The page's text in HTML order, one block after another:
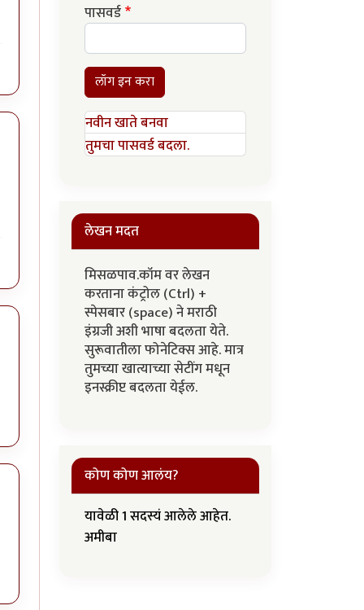
पासवर्ड
लॉग इन करा
नवीन खाते बनवा
तुमचा पासवर्ड बदला.
लेखन मदत
मिसळपाव.कॉम वर लेखन
करताना कंट्रोल (Ctrl) +
स्पेसबार (space) ने मराठी
इंग्रजी अशी भाषा बदलता येते.
सुरूवातीला फोनेटिक्स आहे. मात्र
तुमच्या खात्याच्या सेटींग मधून
इनस्क्रीप्ट बदलता येईल.
कोण कोण आलंय?
यावेळी 1 सदस्यं आलेले आहेत.
अमीबा